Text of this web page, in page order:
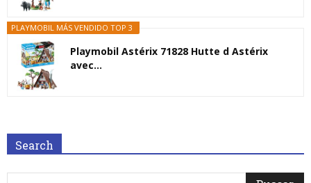
PLAYMOBIL MÁS VENDIDO TOP 3
Playmobil Astérix 71828 Hutte d Astérix
avec...
Search